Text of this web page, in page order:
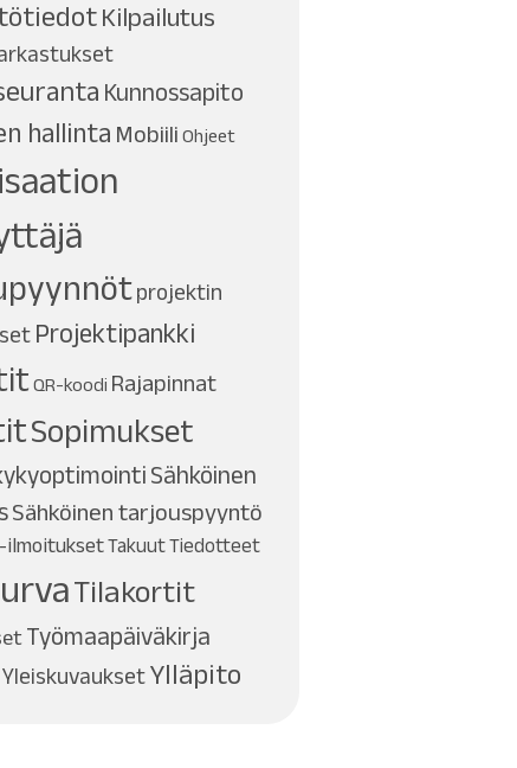
Kilpailutus
Kunnossapito
hallinta Mobiili Ohjeet
projektin
Projektipankki
QR-koodi Rajapinnat
Sopimukset
Sähköinen
Sähköinen tarjouspyyntö
ilmoituksetTakuutTiedotteet
Tilakortit
Työmaapäiväkirja
Yleiskuvaukset Ylläpito